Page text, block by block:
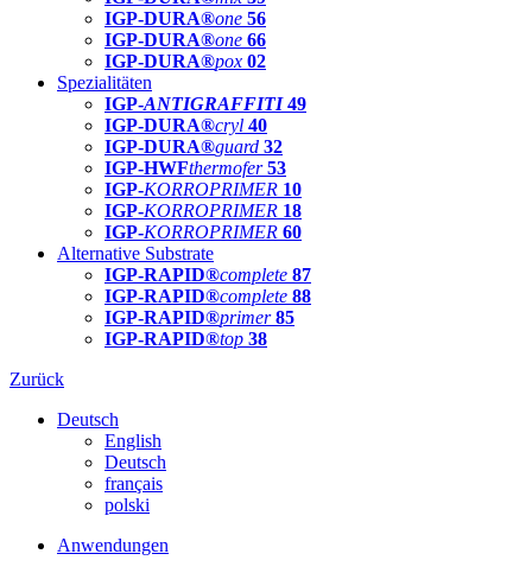
IGP-DURA®one 56
IGP-DURA®one 66
IGP-DURA®pox 02
Spezialitäten
IGP-ANTIGRAFFITI49
IGP-DURA®cryl 40
IGP-DURA®guard 32
IGP-HWFthermofer 53
IGP-KORROPRIMER 10
IGP-KORROPRIMER 18
IGP-KORROPRIMER 60
Alternative Substrate
IGP-RAPID®complete 87
IGP-RAPID®complete 88
IGP-RAPID®primer 85
IGP-RAPID®top 38
Zurück
Deutsch
English
Deutsch
français
polski
Anwendungen